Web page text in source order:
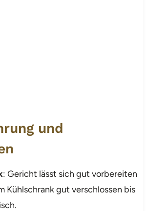
und
: Gericht lässt sich gut vorbereiten
Kühlschrank gut verschlossen bis